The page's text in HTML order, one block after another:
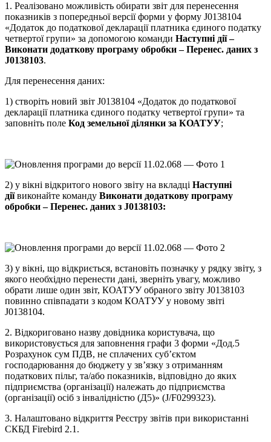
1. Реалізовано можливість обирати звіт для перенесення
показників з попередньої версії форми у форму J0138104
«Додаток до податкової декларації платника єдиного податку
четвертої групи» за допомогою команди Наступні дії –
Виконати додаткову програму обробки – Перенес. даних з
J0138103.
Для перенесення даних:
1) створіть новий звіт J0138104 «Додаток до податкової
декларації платника єдиного податку четвертої групи» та
заповніть поле Код земельної ділянки за КОАТУУ;
2) у вікні відкритого нового звіту на вкладці Наступні
діївиконайте команду Виконати додаткову програму
обробки – Перенес. даних з J0138103:
3) у вікні, що відкриється, встановіть позначку у рядку звіту, з
якого необхідно перенести дані, зверніть увагу, можливо
обрати лише один звіт, КОАТУУ обраного звіту J0138103
повинно співпадати з кодом КОАТУУ у новому звіті
J0138104.
2. Відкориговано назву довідника користувача, що
використовується для заповнення графи 3 форми «Дод.5
Розрахунок сум ПДВ, не сплачених суб’єктом
господарювання до бюджету у зв’язку з отриманням
податкових пільг, та/або показників, відповідно до яких
підприємства (організації) належать до підприємства
(організації) осіб з інвалідністю (Д5)» (J/F0299323).
3. Налаштовано відкриття Реєстру звітів при використанні
СКБД Firebird 2.1.